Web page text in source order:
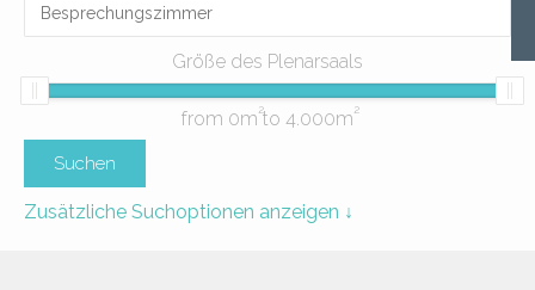
Größe des Plenarsaals
from 0m2to 4.000m2
Zusätzliche Suchoptionen anzeigen ↓